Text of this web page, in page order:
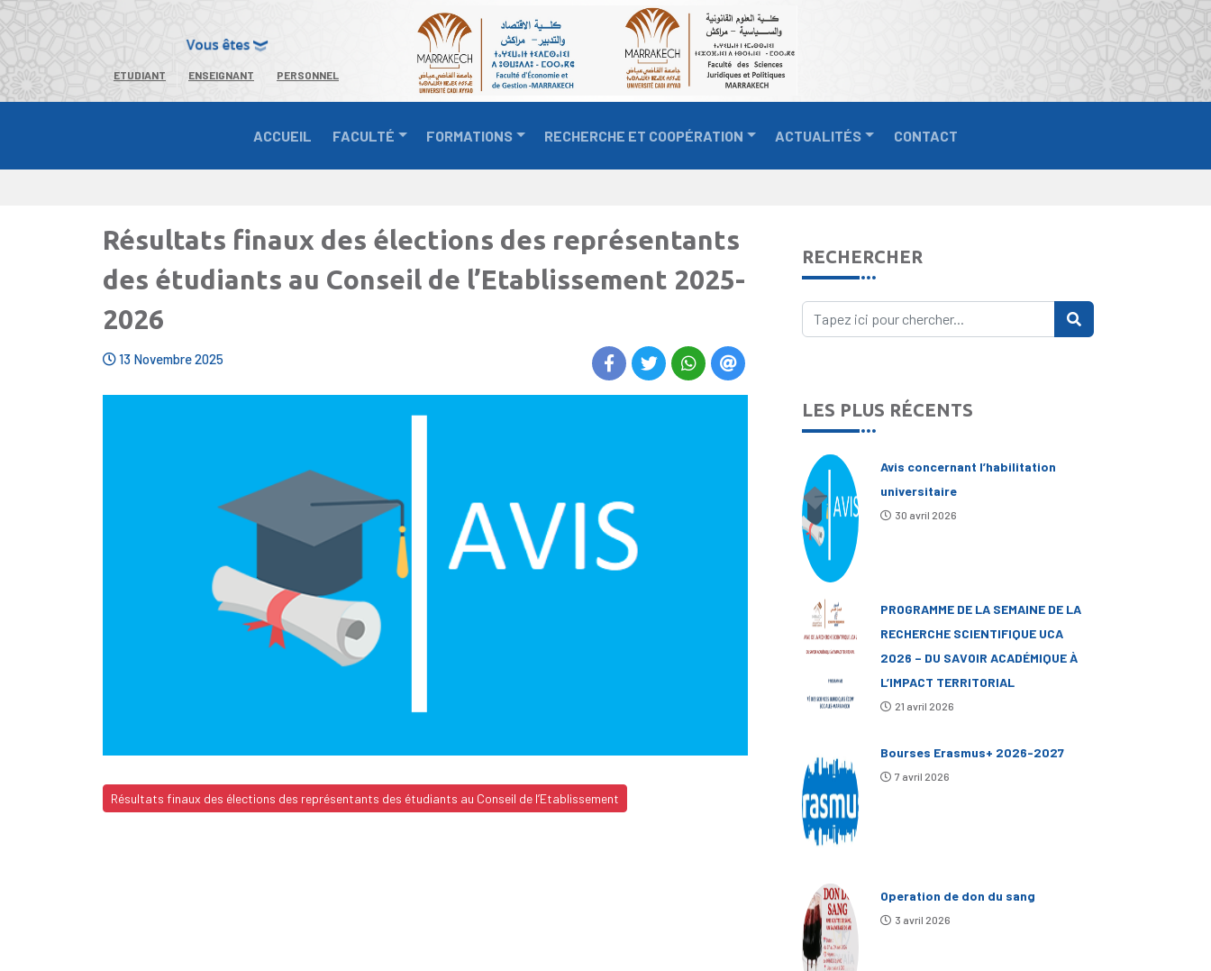
ETUDIANT ENSEIGNANT PERSONNEL
ACCUEIL FACULTÉ FORMATIONS RECHERCHE ET COOPÉRATION ACTUALITÉS CONTACT
Résultats finaux des élections des représentants
des étudiants au Conseil de l’Etablissement 2025-
2026
13 Novembre 2025
Résultats finaux des élections des représentants des étudiants au Conseil de l’Etablissement
RECHERCHER
LES PLUS RÉCENTS
Avis concernant l’habilitation
universitaire
30 avril 2026
PROGRAMME DE LA SEMAINE DE LA
RECHERCHE SCIENTIFIQUE UCA
2026 – DU SAVOIR ACADÉMIQUE À
L’IMPACT TERRITORIAL
21 avril 2026
Bourses Erasmus+ 2026-2027
7 avril 2026
Operation de don du sang
3 avril 2026